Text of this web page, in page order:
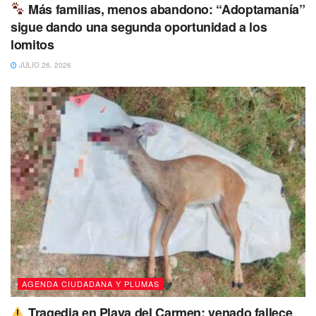
Más familias, menos abandono: “Adoptamanía”
sigue dando una segunda oportunidad a los
lomitos
JULIO 26, 2026
AGENDA CIUDADANA Y PLUMAS